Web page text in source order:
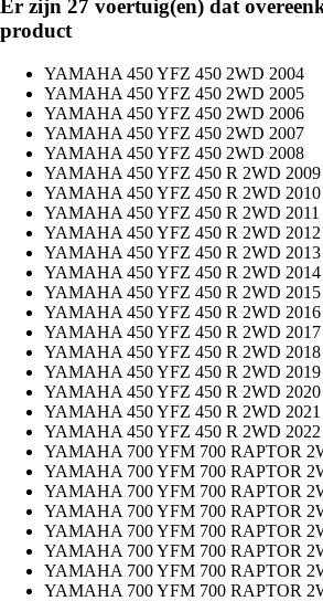
Er zijn 27 voertuig(en) dat
product
YAMAHA 450 YFZ 450 2WD 2004
YAMAHA 450 YFZ 450 2WD 2005
YAMAHA 450 YFZ 450 2WD 2006
YAMAHA 450 YFZ 450 2WD 2007
YAMAHA 450 YFZ 450 2WD 2008
YAMAHA 450 YFZ 450 R 2WD 2009
YAMAHA 450 YFZ 450 R 2WD 2010
YAMAHA 450 YFZ 450 R 2WD 2011
YAMAHA 450 YFZ 450 R 2WD 2012
YAMAHA 450 YFZ 450 R 2WD 2013
YAMAHA 450 YFZ 450 R 2WD 2014
YAMAHA 450 YFZ 450 R 2WD 2015
YAMAHA 450 YFZ 450 R 2WD 2016
YAMAHA 450 YFZ 450 R 2WD 2017
YAMAHA 450 YFZ 450 R 2WD 2018
YAMAHA 450 YFZ 450 R 2WD 2019
YAMAHA 450 YFZ 450 R 2WD 2020
YAMAHA 450 YFZ 450 R 2WD 2021
YAMAHA 450 YFZ 450 R 2WD 2022
YAMAHA 700 YFM 700 RAPTOR
YAMAHA 700 YFM 700 RAPTOR
YAMAHA 700 YFM 700 RAPTOR
YAMAHA 700 YFM 700 RAPTOR
YAMAHA 700 YFM 700 RAPTOR
YAMAHA 700 YFM 700 RAPTOR
YAMAHA 700 YFM 700 RAPTOR
YAMAHA 700 YFM 700 RAPTOR